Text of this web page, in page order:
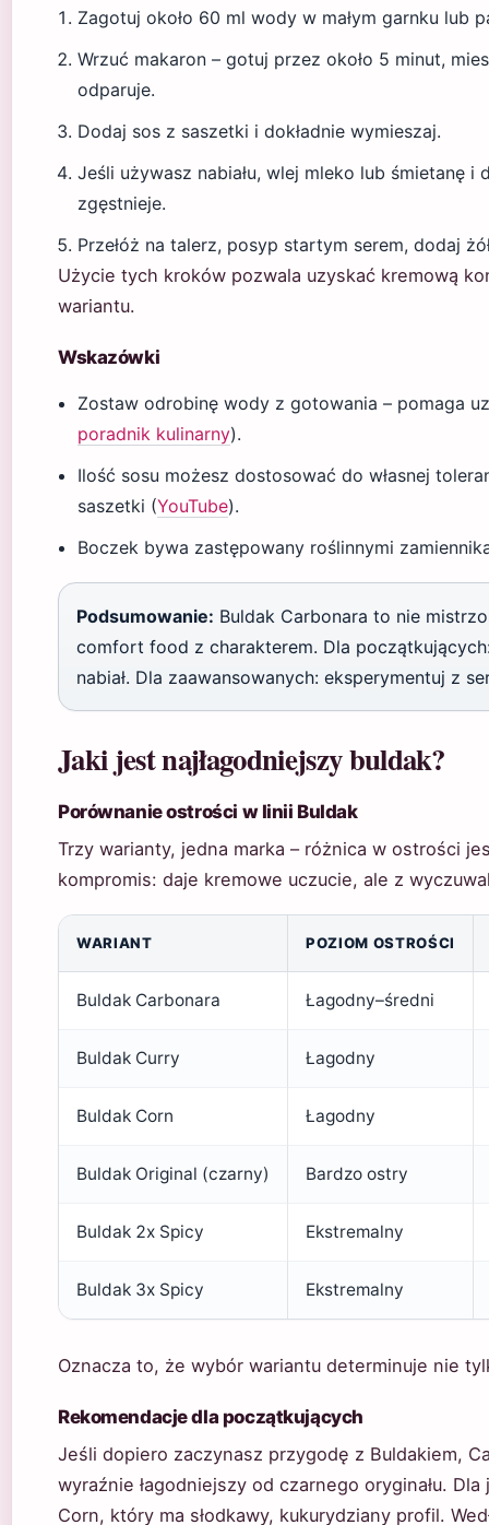
Zagotuj około 60 ml wody w małym garnku lub
Wrzuć makaron – gotuj przez około 5 minut,
odparuje.
Dodaj sos z saszetki i dokładnie wymieszaj.
Jeśli używasz nabiału, wlej mleko lub śmietanę i
zgęstnieje.
Przełóż na talerz, posyp startym serem, dodaj
Użycie tych kroków pozwala uzyskać kremową
wariantu.
Wskazówki
Zostaw odrobinę wody z gotowania – pomaga
poradnik kulinarny).
Ilość sosu możesz dostosować do własnej
saszetki (YouTube).
Boczek bywa zastępowany roślinnymi
Podsumowanie: Buldak Carbonara to nie
comfort food z charakterem. Dla
nabiał. Dla zaawansowanych: eksperymentuj z
Jaki jest najłagodniejszy buldak?
Porównanie ostrości w linii Buldak
Trzy warianty, jedna marka – różnica w ostrości
kompromis: daje kremowe uczucie, ale z
WARIANT POZIOM OSTROŚCI
Buldak Carbonara Łagodny–średni
Buldak Curry Łagodny
Buldak Corn Łagodny
Buldak Original (czarny) Bardzo ostry
Buldak 2x Spicy Ekstremalny
Buldak 3x Spicy Ekstremalny
Oznacza to, że wybór wariantu determinuje nie
Rekomendacje dla początkujących
Jeśli dopiero zaczynasz przygodę z Buldakiem,
wyraźnie łagodniejszy od czarnego oryginału.
Corn, który ma słodkawy, kukurydziany profil.